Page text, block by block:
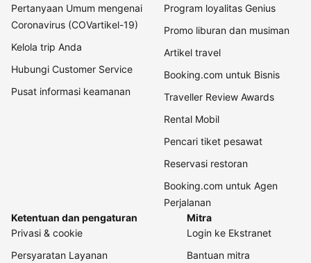
Pertanyaan Umum mengenai
Coronavirus (COVartikel-19)
Kelola trip Anda
Hubungi Customer Service
Pusat informasi keamanan
Program loyalitas Genius
Promo liburan dan musiman
Artikel travel
Booking.com untuk Bisnis
Traveller Review Awards
Rental Mobil
Pencari tiket pesawat
Reservasi restoran
Booking.com untuk Agen
Perjalanan
Ketentuan dan pengaturan
Privasi & cookie
Persyaratan Layanan
Mitra
Login ke Ekstranet
Bantuan mitra